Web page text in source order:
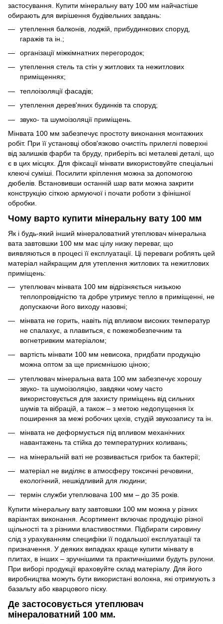
застосування. Купити мінеральну вату 100 мм найчастіше
обирають для вирішення будівельних завдань:
утеплення балконів, лоджій, прибудинкових споруд,
гаражів та ін.;
організації міжкімнатних перегородок;
утеплення стель та стін у житлових та нежитлових
приміщеннях;
теплоізоляції фасадів;
утеплення дерев'яних будинків та споруд;
звуко- та шумоізоляції приміщень.
Мінвата 100 мм забезпечує простоту виконання монтажних
робіт. При її установці обов'язково очистіть прилеглі поверхні
від залишків фарби та бруду, приберіть всі металеві деталі, що
є в цих місцях. Для фіксації мінвати використовуйте спеціальні
клеючі суміші. Посилити кріплення можна за допомогою
дюбелів. Встановивши останній шар вати можна закрити
конструкцію сіткою армуючої і почати роботи з фінішної
обробки.
Чому варто купити мінеральну вату 100 мм
Як і будь-який інший мінераловатний утеплювач мінеральна
вата завтовшки 100 мм має цілу низку переваг, що
виявляються в процесі її експлуатації. Ці переваги роблять цей
матеріал найкращим для утеплення житлових та нежитлових
приміщень:
утеплювач мінвата 100 мм відрізняється низькою
теплопровідністю та добре утримує тепло в приміщенні, не
допускаючи його виходу назовні;
мінвата не горить, навіть під впливом високих температур
не спалахує, а плавиться, є пожежобезпечним та
вогнетривким матеріалом;
вартість мінвати 100 мм невисока, придбати продукцію
можна оптом за ще приємнішою ціною;
утеплювач мінеральна вата 100 мм забезпечує хорошу
звуко- та шумоізоляцію, завдяки чому часто
використовується для захисту приміщень від сильних
шумів та вібрацій, а також – з метою недопущення їх
поширення за межі робочих цехів, студій звукозапису та ін.
мінвата не деформується під впливом механічних
навантажень та стійка до температурних коливань;
на мінеральній ваті не розвивається грибок та бактерії;
матеріал не виділяє в атмосферу токсичні речовини,
екологічний, нешкідливий для людини;
термін служби утеплювача 100 мм – до 35 років.
Купити мінеральну вату завтовшки 100 мм можна у різних
варіантах виконання. Асортимент включає продукцію різної
щільності та з різними властивостями. Підбирати сировину
слід з урахуванням специфіки її подальшої експлуатації та
призначення. У деяких випадках краще купити мінвату в
плитах, в інших – зручнішими та практичнішими будуть рулони.
При виборі продукції враховуйте склад матеріалу. Для його
виробництва можуть бути використані волокна, які отримують з
базальту або кварцового піску.
Де застосовується утеплювач
мінераловатний 100 мм.